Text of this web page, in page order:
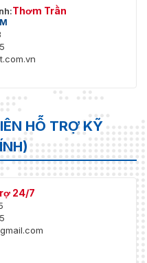
Thơm Trần
HỖ TRỢ KỸ
24/7